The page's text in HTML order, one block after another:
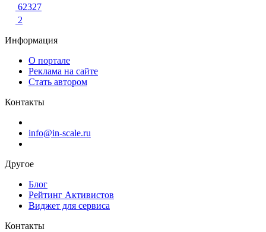
62327
2
Информация
О портале
Реклама на сайте
Стать автором
Контакты
info@in-scale.ru
Другое
Блог
Рейтинг Активистов
Виджет для сервиса
Контакты